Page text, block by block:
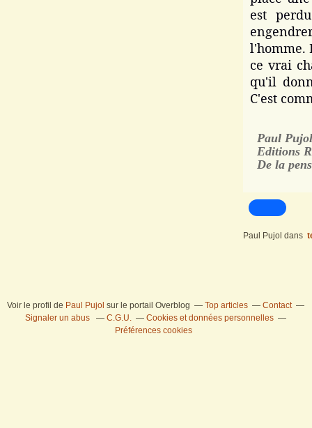
est
l'homme.
ce vrai
qu'il
C'est
Paul
Editions
De la
Paul Pujol dans
Voir le profil de Paul Pujol sur le portail Overblog Top articles
Contact
Signaler un abus
C.G.U.
Cookies et données personnelles
Préférences cookies